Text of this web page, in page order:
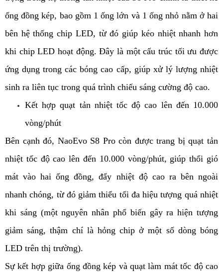
ống đồng kép, bao gồm 1 ống lớn và 1 ống nhỏ nằm ở hai
bên hệ thống chip LED, từ đó giúp kéo nhiệt nhanh hơn
khi chip LED hoạt động. Đây là một cấu trúc tối ưu được
ứng dụng trong các bóng cao cấp, giúp xử lý lượng nhiệt
sinh ra liên tục trong quá trình chiếu sáng cường độ cao.
Kết hợp quạt tản nhiệt tốc độ cao lên đến 10.000
vòng/phút
Bên cạnh đó, NaoEvo S8 Pro còn được trang bị quạt tản
nhiệt tốc độ cao lên đến 10.000 vòng/phút, giúp thổi gió
mát vào hai ống đồng, đẩy nhiệt độ cao ra bên ngoài
nhanh chóng, từ đó giảm thiểu tối đa hiệu tượng quá nhiệt
khi sáng (một nguyên nhân phổ biến gây ra hiện tượng
giảm sáng, thậm chí là hỏng chip ở một số dòng bóng
LED trên thị trường).
Sự kết hợp giữa ống đồng kép và quạt làm mát tốc độ cao